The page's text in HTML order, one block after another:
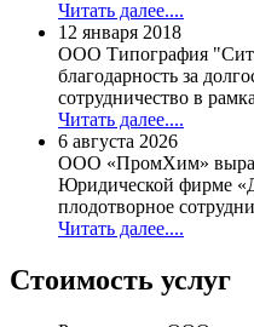
Читать далее....
12 января 2018
ООО Типография
благодарность за
сотрудничество в
Читать далее....
6 августа 2026
ООО «ПромХим»
Юридической фирме
плодотворное
Читать далее....
Стоимость услуг